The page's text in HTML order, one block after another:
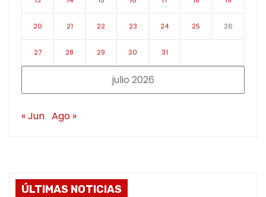
julio 2026
20 21 22 23 24 25 26
27 28 29 30 31
« Jun Ago »
ÚLTIMAS NOTICIAS